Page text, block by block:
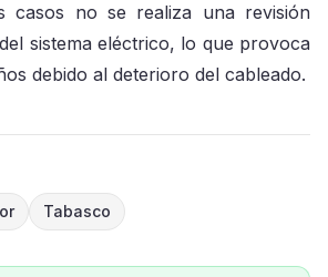
casos no se realiza una revisión
sistema eléctrico, lo que provoca
debido al deterioro del cableado.
Tabasco